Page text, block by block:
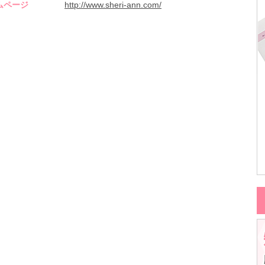
ページ http://www.sheri-ann.com/